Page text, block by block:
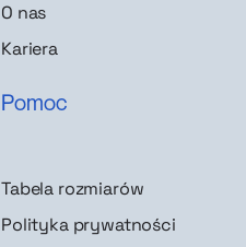
O nas
Kariera
Pomoc
Tabela rozmiarów
Polityka prywatności